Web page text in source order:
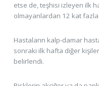
etse de, teşhisi izleyen ilk
olmayanlardan 12 kat
Hastaların kalp-damar
sonraki ilk hafta diğer
belirlendi.